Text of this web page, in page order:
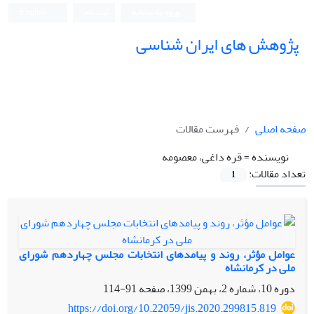
پژوهش های ایران شناسی
صفحه اصلی
فهرست مقالات
نویسنده =قره داغی، معصومه
تعداد مقالات:
1
عوامل مؤثر، روند و پیامدهای انتخابات مجلس چهاردهم شورای
ملی در کرمانشاه
دوره 10، شماره 2، بهمن 1399، صفحه
91-114
https://doi.org/10.22059/jis.2020.299815.819